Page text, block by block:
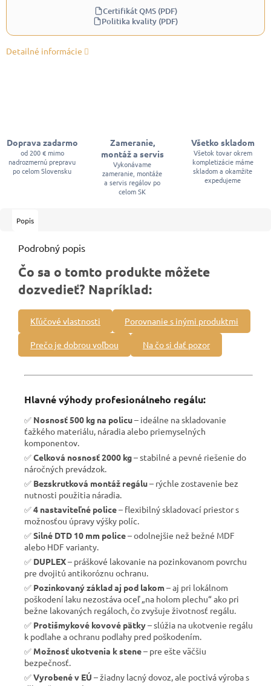
Certifikát QMS (PDF)
Politika kvality (PDF)
Detailné informácie
Doprava zadarmo
od 200 € mimo
nadrozmernú prepravu
po celom Slovensku
Zameranie,
montáž a servis
Vykonávame
zameranie, montáže
a servis regálov po
celom SK
Všetko skladom
Všetok tovar okrem
kompletizácie máme
skladom a okamžite
expedujeme
Popis
Podrobný popis
Čo sa o tomto produkte môžete
dozvedieť? Napríklad:
Kľúčové vlastnosti Porovnanie s inými produktmi
Prečo je dobrou voľbou Na čo si dať pozor
Hlavné výhody profesionálneho regálu:
✅ Nosnosť 500 kg na policu– ideálne na skladovanie
ťažkého materiálu, náradia alebo priemyselných
komponentov.
✅Celková nosnosť 2000 kg– stabilné a pevné riešenie do
náročných prevádzok.
✅ Bezskrutková montáž regálu– rýchle zostavenie bez
nutnosti použitia náradia.
✅4 nastaviteľné police– flexibilný skladovací priestor s
možnosťou úpravy výšky políc.
✅Silné DTD 10 mm police– odolnejšie než bežné MDF
alebo HDF varianty.
✅ DUPLEX– práškové lakovanie na pozinkovanom povrchu
pre dvojitú antikoróznu ochranu.
✅ Pozinkovaný základ aj pod lakom– aj pri lokálnom
poškodení laku nezostáva oceľ „na holom plechu“ ako pri
bežne lakovaných regáloch, čo zvyšuje životnosť regálu.
✅ Protišmykové kovové pätky– slúžia na ukotvenie regálu
k podlahe a ochranu podlahy pred poškodením.
✅ Možnosť ukotvenia k stene– pre ešte väčšiu
bezpečnosť.
✅Vyrobené v EÚ – žiadny lacný dovoz, ale poctivá výroba s